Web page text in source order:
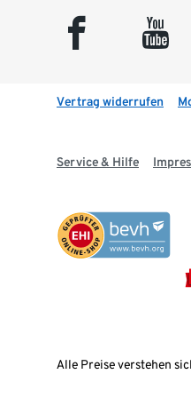
facebook youtube
Vertrag widerrufen
Service & Hilfe
Alle Preise verstehen